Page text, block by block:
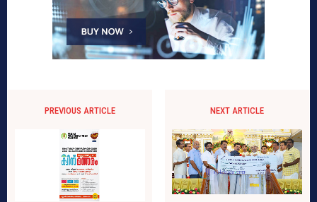
PREVIOUS ARTICLE NEXT ARTICLE